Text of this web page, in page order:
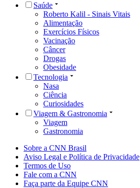
Saúde
Roberto Kalil - Sinais Vitais
Alimentação
Exercícios Físicos
Vacinação
Câncer
Drogas
Obesidade
Tecnologia
Nasa
Ciência
Curiosidades
Viagem & Gastronomia
Viagem
Gastronomia
Sobre a CNN Brasil
Aviso Legal e Política de Privacidade
Termos de Uso
Fale com a CNN
Faça parte da Equipe CNN